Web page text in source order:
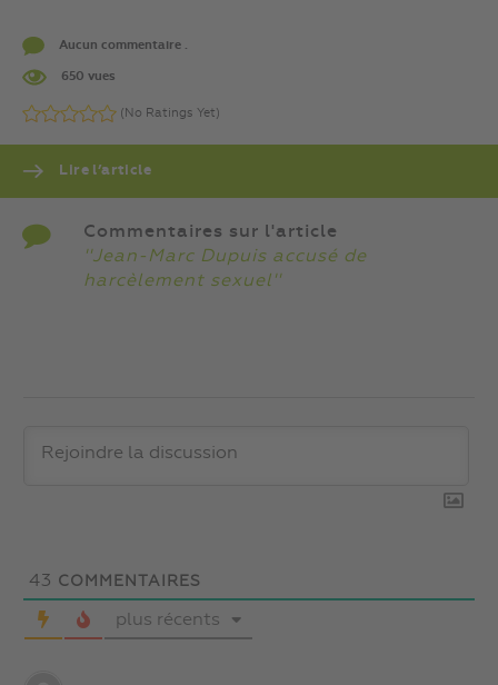
Aucun commentaire .
650 vues
(No Ratings Yet)
Lire l’article
Commentaires sur l'article
''Jean-Marc Dupuis accusé de
harcèlement sexuel''
43 COMMENTAIRES
plus récents